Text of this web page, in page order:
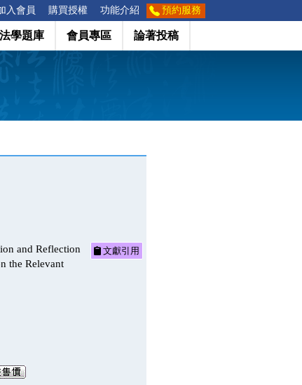
入會員 購買授權 功能介紹 預約服務
法學題庫 會員專區 論著投稿
and Reflection
the Relevant
文獻引用